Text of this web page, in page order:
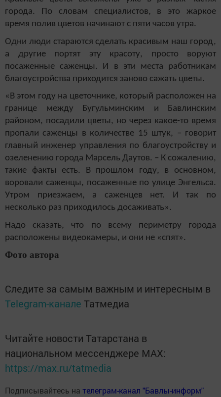
города. По словам специалистов, в это жаркое
время полив цветов начинают с пяти часов утра.
Одни люди стараются сделать красивым наш город,
а другие портят эту красоту, просто воруют
посаженные саженцы. И в эти места работникам
благоустройства приходится заново сажать цветы.
«В этом году на цветочнике, который расположен на
границе между Бугульминским и Бавлинским
районом, посадили цветы, но через какое-то время
пропали саженцы в количестве 15 штук, – говорит
главный инженер управления по благоустройству и
озеленению города Марсель Даутов. – К сожалению,
такие факты есть. В прошлом году, в основном,
воровали саженцы, посаженные по улице Энгельса.
Утром приезжаем, а саженцев нет. И так по
несколько раз приходилось досаживать».
Надо сказать, что по всему периметру города
расположены видеокамеры, и они не «спят».
Фото автора
Следите за самым важным и интересным в
Telegram-канале Татмедиа
Читайте новости Татарстана в
национальном мессенджере MАХ:
https://max.ru/tatmedia
Подписывайтесь на телеграм-канал "Бавлы-информ"